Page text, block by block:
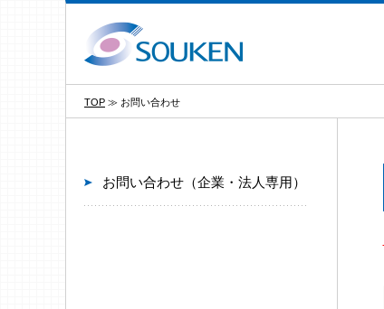
TOP ≫ お問い合わせ
お問い合わせ（企業・法人専用）